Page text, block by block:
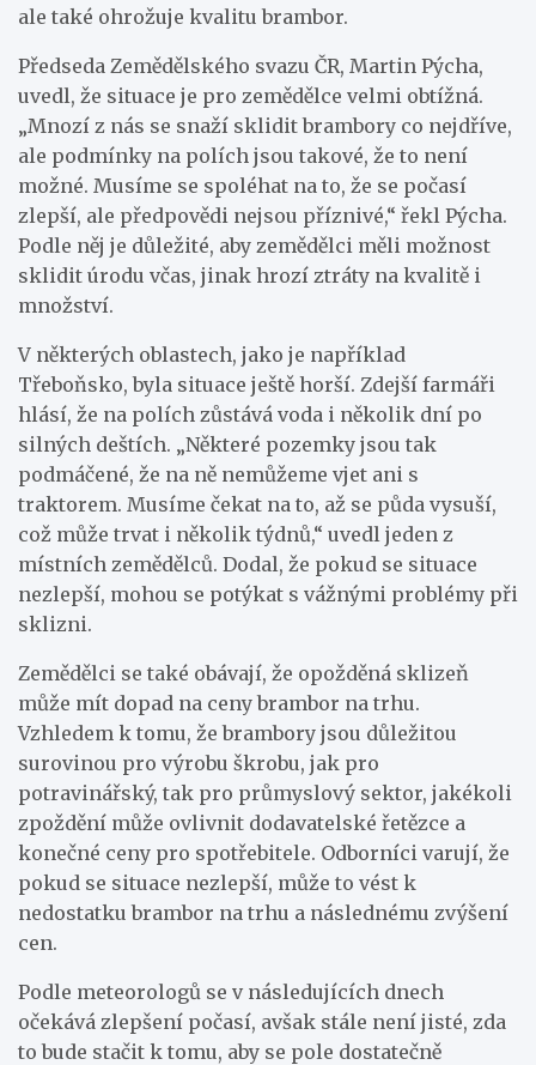
ale také ohrožuje kvalitu brambor.
Předseda Zemědělského svazu ČR, Martin Pýcha,
uvedl, že situace je pro zemědělce velmi obtížná.
„Mnozí z nás se snaží sklidit brambory co nejdříve,
ale podmínky na polích jsou takové, že to není
možné. Musíme se spoléhat na to, že se počasí
zlepší, ale předpovědi nejsou příznivé,“ řekl Pýcha.
Podle něj je důležité, aby zemědělci měli možnost
sklidit úrodu včas, jinak hrozí ztráty na kvalitě i
množství.
V některých oblastech, jako je například
Třeboňsko, byla situace ještě horší. Zdejší farmáři
hlásí, že na polích zůstává voda i několik dní po
silných deštích. „Některé pozemky jsou tak
podmáčené, že na ně nemůžeme vjet ani s
traktorem. Musíme čekat na to, až se půda vysuší,
což může trvat i několik týdnů,“ uvedl jeden z
místních zemědělců. Dodal, že pokud se situace
nezlepší, mohou se potýkat s vážnými problémy při
sklizni.
Zemědělci se také obávají, že opožděná sklizeň
může mít dopad na ceny brambor na trhu.
Vzhledem k tomu, že brambory jsou důležitou
surovinou pro výrobu škrobu, jak pro
potravinářský, tak pro průmyslový sektor, jakékoli
zpoždění může ovlivnit dodavatelské řetězce a
konečné ceny pro spotřebitele. Odborníci varují, že
pokud se situace nezlepší, může to vést k
nedostatku brambor na trhu a následnému zvýšení
cen.
Podle meteorologů se v následujících dnech
očekává zlepšení počasí, avšak stále není jisté, zda
to bude stačit k tomu, aby se pole dostatečně